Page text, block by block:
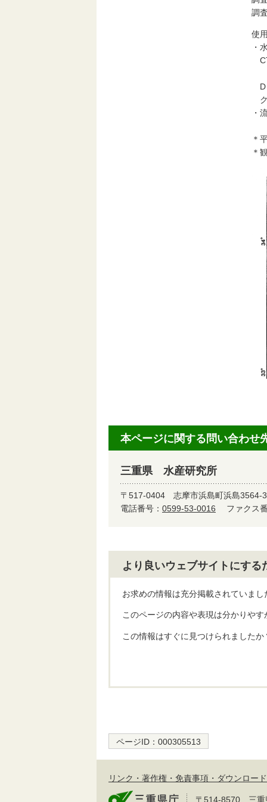
調
使
・
D
ク
・
＊
＊
本ページに関する問い合わせ
三重県 水産研究所
〒517-0404 志摩市浜島町浜島3564-3
電話番号： 0599-53-0016 ファクス
より良いウェブサイトにす
お求めの情報は充分掲載されていまし
このページの内容や表現は分かりやす
この情報はすぐに見つけられましたか
ページID： 000305513
リンク・著作権・免責事項・ダウンロード
〒514-8570 三重